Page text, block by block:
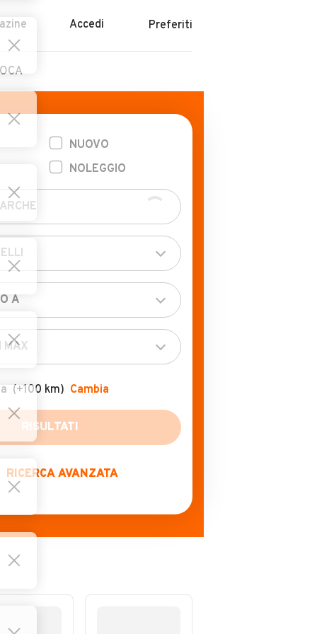
Accedi Preferiti
NUOVO
NOLEGGIO
(+100 km) Cambia
RICERCA AVANZATA